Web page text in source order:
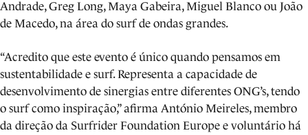
Andrade, Greg Long, Maya Gabeira, Miguel Blanco ou João
de Macedo, na área do surf de ondas grandes.
“Acredito que este evento é único quando pensamos em
sustentabilidade e surf. Representa a capacidade de
desenvolvimento de sinergias entre diferentes ONG’s, tendo
o surf como inspiração,” afirma António Meireles, membro
da direção da Surfrider Foundation Europe e voluntário há